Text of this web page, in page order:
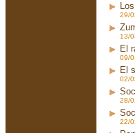
29/
13/
El
09/
El
02/
28/
22/